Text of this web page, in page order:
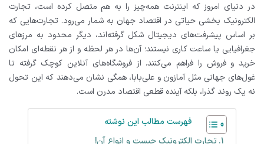
در دنیای امروز که اینترنت همه‌چیز را به هم متصل کرده است، تجارت
الکترونیک بخشی حیاتی در اقتصاد جهان به شمار می‌رود. تجارت‌هایی که
بر اساس پیشرفت‌های دیجیتال شکل گرفته‌اند، دیگر محدود به مرزهای
جغرافیایی یا ساعت کاری نیستند؛ آن‌ها در هر لحظه و از هر نقطه‌ای امکان
خرید و فروش را فراهم می‌کنند. از فروشگاه‌های آنلاین کوچک گرفته تا
غول‌های جهانی مثل آمازون و علی‌بابا، همگی نشان می‌دهند که این تحول
نه یک روند گذرا، بلکه آینده قطعی اقتصاد مدرن است.
فهرست مطالب این نوشته
تجارت الکترونیک چیست و انواع آن!